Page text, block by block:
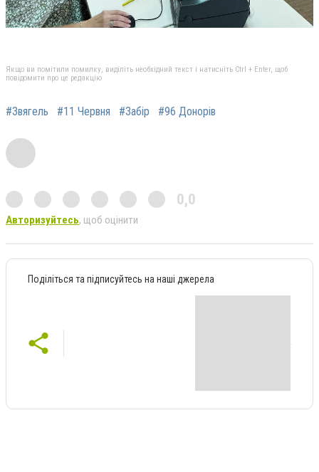
Якщо ви помітили помилку, виділіть необхідний текст і натисніть Ctrl + Enter, щоб
повідомити про це редакцію
#Звягель #11 Червня #Забір #96 Донорів
0,0
Авторизуйтесь, щоб оцінити
Поділіться та підписуйтесь на наші джерела